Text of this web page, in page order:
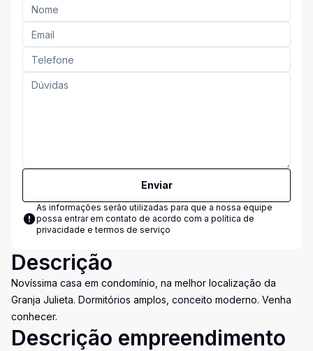
Enviar
As informações serão utilizadas para que a nossa equipe
possa entrar em contato de acordo com a política de
privacidade e termos de serviço
Descrição
Novíssima casa em condomínio, na melhor localização da
Granja Julieta. Dormitórios amplos, conceito moderno. Venha
conhecer.
Descrição empreendimento